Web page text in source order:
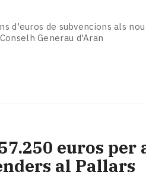
d'euros de subvencions als nou
Generau d'Aran
euros per
al Pallars